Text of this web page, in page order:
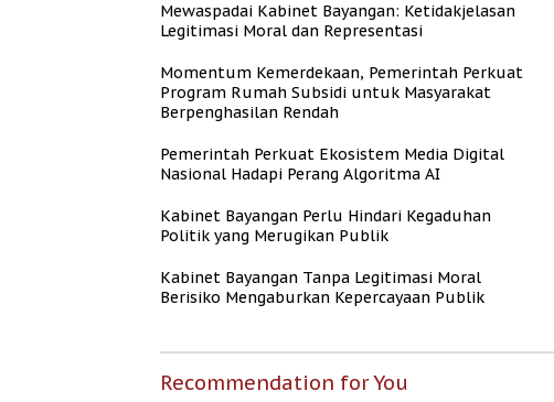
Mewaspadai Kabinet Bayangan: Ketidakjelasan
Legitimasi Moral dan Representasi
Momentum Kemerdekaan, Pemerintah Perkuat
Program Rumah Subsidi untuk Masyarakat
Berpenghasilan Rendah
Pemerintah Perkuat Ekosistem Media Digital
Nasional Hadapi Perang Algoritma AI
Kabinet Bayangan Perlu Hindari Kegaduhan
Politik yang Merugikan Publik
Kabinet Bayangan Tanpa Legitimasi Moral
Berisiko Mengaburkan Kepercayaan Publik
Recommendation for You